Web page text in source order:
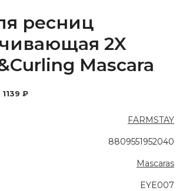
ресниц
2X
Mascara
1139 ₽
FARMSTAY
8809551952040
Mascaras
EYE007